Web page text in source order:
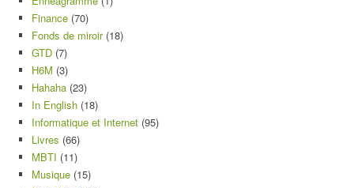
Finance (70)
Fonds de miroir(18)
GTD (7)
H6M (3)
Hahaha (23)
In English (18)
Informatique et Internet (95)
Livres (66)
MBTI (11)
Musique (15)